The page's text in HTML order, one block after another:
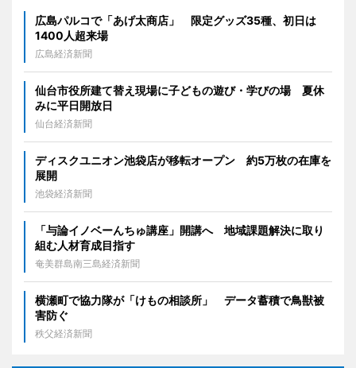
広島パルコで「あげ太商店」 限定グッズ35種、初日は
1400人超来場
広島経済新聞
仙台市役所建て替え現場に子どもの遊び・学びの場 夏休
みに平日開放日
仙台経済新聞
ディスクユニオン池袋店が移転オープン 約5万枚の在庫を
展開
池袋経済新聞
「与論イノベーんちゅ講座」開講へ 地域課題解決に取り
組む人材育成目指す
奄美群島南三島経済新聞
横瀬町で協力隊が「けもの相談所」 データ蓄積で鳥獣被
害防ぐ
秩父経済新聞